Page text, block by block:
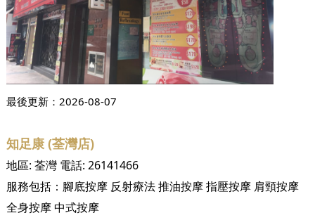
最後更新： 2026-08-07
知足康 (荃灣店)
地區: 荃灣電話: 26141466
服務包括： 腳底按摩 反射療法推油按摩指壓按摩 肩頸按摩
全身按摩中式按摩